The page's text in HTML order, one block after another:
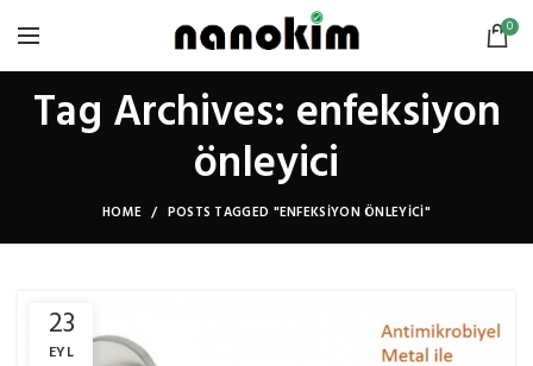
0
Tag Archives: enfeksiyon
önleyici
HOME POSTS TAGGED "ENFEKSIYON ÖNLEYICI"
23
EYL